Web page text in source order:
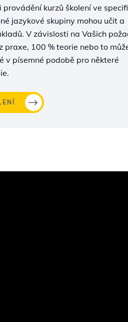
kurzů školení ve
jazykové skupiny mohou učit a
V závislosti na Vašich
praxe, 100 % teorie nebo to
v písemné podobě pro některé